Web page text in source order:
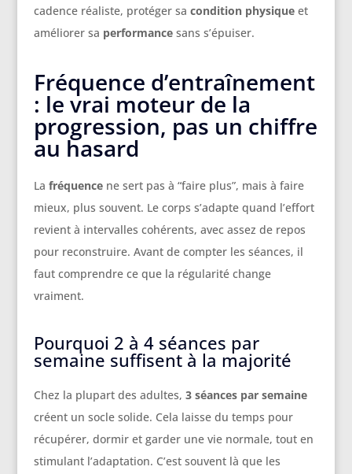
cadence réaliste, protéger sa condition physiqueet
améliorer sa performancesans s’épuiser.
Fréquence d’entraînement
: le vrai moteur de la
progression, pas un chiffre
au hasard
La fréquencene sert pas à “faire plus”, mais à faire
mieux, plus souvent. Le corps s’adapte quand l’effort
revient à intervalles cohérents, avec assez de repos
pour reconstruire. Avant de compter les séances, il
faut comprendre ce que la régularité change
vraiment.
Pourquoi 2 à 4 séances par
semaine suffisent à la majorité
Chez la plupart des adultes, 3 séances par semaine
créent un socle solide. Cela laisse du temps pour
récupérer, dormir et garder une vie normale, tout en
stimulant l’adaptation. C’est souvent là que les